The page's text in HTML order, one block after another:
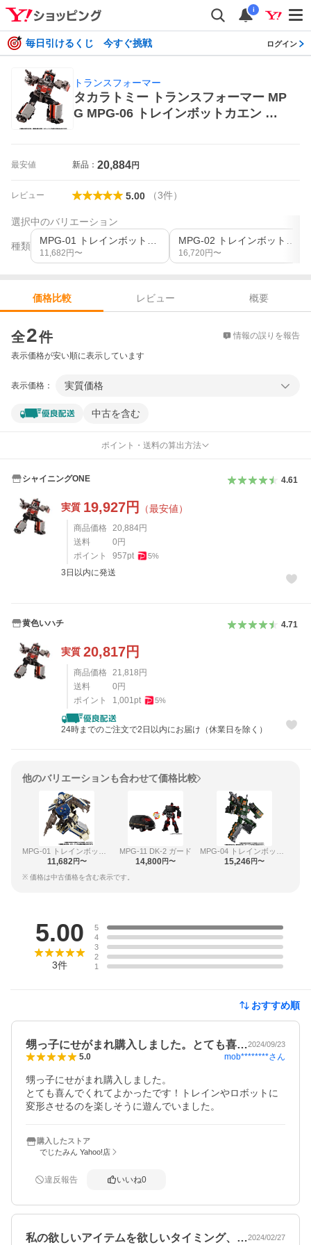
i
毎日引けるくじ 今すぐ挑戦 ログイン
トランスフォーマー
タカラトミー トランスフォーマー MP
G MPG-06 トレインボットカエン ト
最安値 新品： 20,884円
レビュー 5.00 （3件）
選択中のバリエーション
種類
11,682 円〜 16,720 円〜
価格比較 レビュー
概要
全2件 情報の誤りを報告
表示価格が安い順に表示しています
表示価格： 実質価格
中古を含む
ポイント・送料の算出方法
シャイニングONE 4.61
実質 19,927円 （最安値）
商品価格 20,884円
送料
0 円
ポイント
957pt 5%
3日以内に発送
黄色いハチ 4.71
実質 20,817円
商品価格 21,818 円
送料
0 円
ポイント
1,001pt 5%
24時までのご注文で2日以内にお届け（休業日を除く）
他のバリエーションも合わせて価格比較
11,682 円〜
MPG-11 DK-2 ガード
14,800円〜 15,246円〜
※ 価格は中古価格を含む表示です。
5.00
3件
5
4
3
2
1
おすすめ順
甥っ子にせがまれ購入しました。とても喜…2024/09/23
5.0 mob********さん
甥っ子にせがまれ購入しました。
とても喜んでくれてよかったです！トレインやロボットに
変形させるのを楽しそうに遊んでいました。
購入したストア
でじたみん Yahoo!店
違反報告 いいね0
私の欲しいアイテムを欲しいタイミング、…2024/02/27